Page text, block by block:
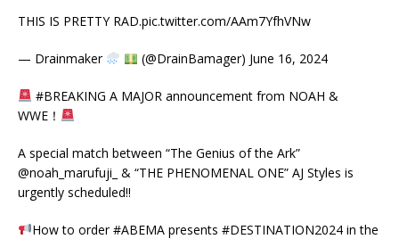
THIS IS PRETTY RAD.pic.twitter.com/AAm7YfhVNw
— Drainmaker (@DrainBamager) June 16, 2024
#BREAKING A MAJOR announcement from NOAH &
WWE！
A special match between “The Genius of the Ark”
@noah_marufuji_ & “THE PHENOMENAL ONE” AJ Styles is
urgently scheduled!!
How to order #ABEMA presents #DESTINATION2024 in the